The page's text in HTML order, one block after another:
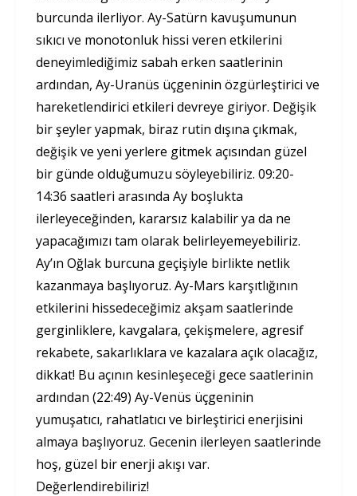
burcunda ilerliyor. Ay-Satürn kavuşumunun
sıkıcı ve monotonluk hissi veren etkilerini
deneyimlediğimiz sabah erken saatlerinin
ardından, Ay-Uranüs üçgeninin özgürleştirici ve
hareketlendirici etkileri devreye giriyor. Değişik
bir şeyler yapmak, biraz rutin dışına çıkmak,
değişik ve yeni yerlere gitmek açısından güzel
bir günde olduğumuzu söyleyebiliriz. 09:20-
14:36 saatleri arasında Ay boşlukta
ilerleyeceğinden, kararsız kalabilir ya da ne
yapacağımızı tam olarak belirleyemeyebiliriz.
Ay’ın Oğlak burcuna geçişiyle birlikte netlik
kazanmaya başlıyoruz. Ay-Mars karşıtlığının
etkilerini hissedeceğimiz akşam saatlerinde
gerginliklere, kavgalara, çekişmelere, agresif
rekabete, sakarlıklara ve kazalara açık olacağız,
dikkat! Bu açının kesinleşeceği gece saatlerinin
ardından (22:49) Ay-Venüs üçgeninin
yumuşatıcı, rahatlatıcı ve birleştirici enerjisini
almaya başlıyoruz. Gecenin ilerleyen saatlerinde
hoş, güzel bir enerji akışı var.
Değerlendirebiliriz!